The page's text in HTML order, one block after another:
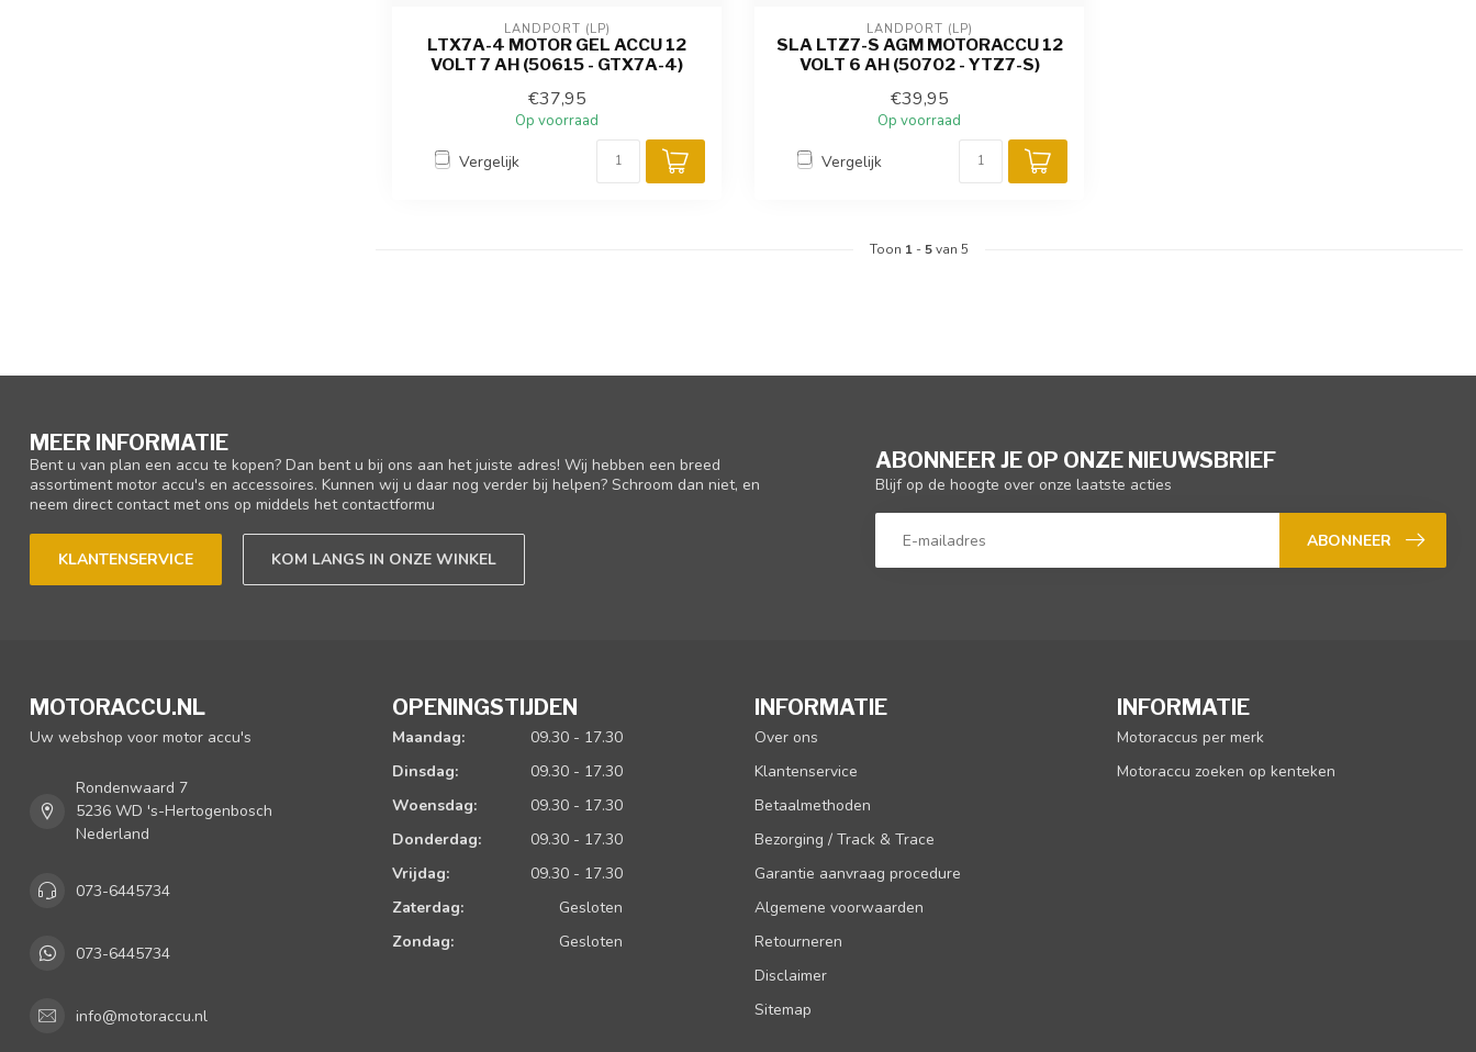
LANDPORT (LP)
LTX7A-4 MOTOR GEL ACCU 12
VOLT 7 AH (50615 - GTX7A-4)
€37,95
Op voorraad
Vergelijk
LANDPORT (LP)
SLA LTZ7-S AGM MOTORACCU 12
VOLT 6 AH (50702 - YTZ7-S)
€39,95
Op voorraad
Vergelijk
Toon 1 -5van 5
MEER INFORMATIE
Bent u van plan een accu te kopen? Dan bent u bij ons aan het juiste adres! Wij hebben een breed
assortiment motor accu's en accessoires. Kunnen wij u daar nog verder bij helpen? Schroom dan niet, en
neem direct contact met ons op middels het contactformu
KLANTENSERVICE KOM LANGS IN ONZE WINKEL
ABONNEER JE OP ONZE NIEUWSBRIEF
Blijf op de hoogte over onze laatste acties
ABONNEER
MOTORACCU.NL
Uw webshop voor motor accu's
Rondenwaard 7
5236 WD 's-Hertogenbosch
Nederland
073-6445734
073-6445734
info@motoraccu.nl
OPENINGSTIJDEN
Maandag:
09.30 - 17.30
Dinsdag:
09.30 - 17.30
Woensdag:
09.30 - 17.30
Donderdag:
09.30 - 17.30
Vrijdag:
09.30 - 17.30
Zaterdag:
Gesloten
Zondag:
Gesloten
INFORMATIE
Over ons
Klantenservice
Betaalmethoden
Bezorging / Track & Trace
Garantie aanvraag procedure
Algemene voorwaarden
Retourneren
Disclaimer
Sitemap
INFORMATIE
Motoraccus per merk
Motoraccu zoeken op kenteken